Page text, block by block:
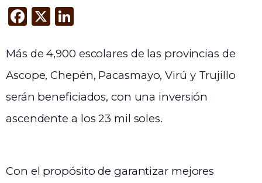
F
a
c
e
b
o
o
X
k
e
dI
n
Más de 4,900 escolares de las provincias de
Ascope, Chepén, Pacasmayo, Virú y Trujillo
serán beneficiados, con una inversión
ascendente a los 23 mil soles.
Con el propósito de garantizar mejores